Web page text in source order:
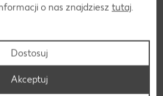
o nas znajdziesz tutaj.
Dostosuj
Akceptuj